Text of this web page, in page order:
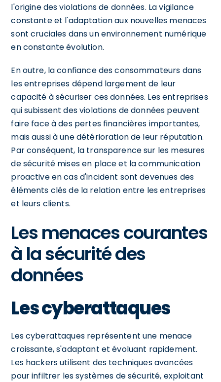
l'origine des violations de données. La vigilance
constante et l'adaptation aux nouvelles menaces
sont cruciales dans un environnement numérique
en constante évolution.
En outre, la confiance des consommateurs dans
les entreprises dépend largement de leur
capacité à sécuriser ces données. Les entreprises
qui subissent des violations de données peuvent
faire face à des pertes financières importantes,
mais aussi à une détérioration de leur réputation.
Par conséquent, la transparence sur les mesures
de sécurité mises en place et la communication
proactive en cas d'incident sont devenues des
éléments clés de la relation entre les entreprises
et leurs clients.
Les menaces courantes
à la sécurité des
données
Les cyberattaques
Les cyberattaques représentent une menace
croissante, s'adaptant et évoluant rapidement.
Les hackers utilisent des techniques avancées
pour infiltrer les systèmes de sécurité, exploitant